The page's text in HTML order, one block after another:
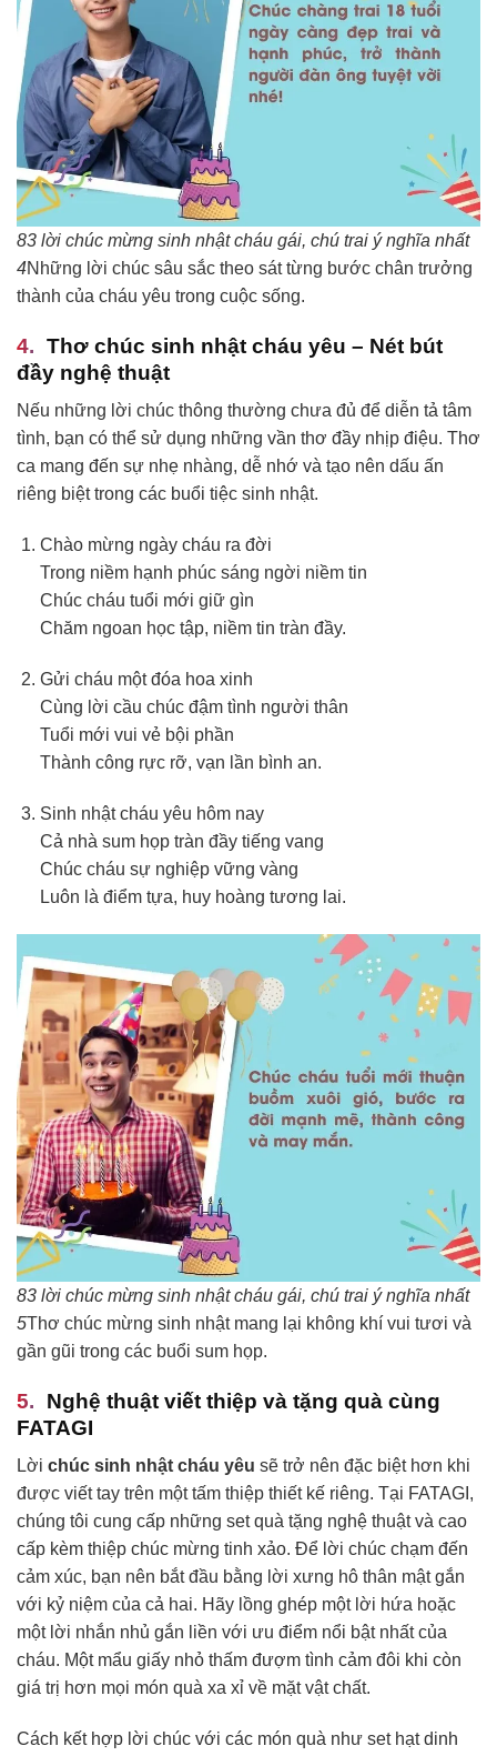
83 lời chúc mừng sinh nhật cháu gái, chú trai ý nghĩa nhất
4Những lời chúc sâu sắc theo sát từng bước chân trưởng
thành của cháu yêu trong cuộc sống.
Thơ chúc sinh nhật cháu yêu – Nét bút
đầy nghệ thuật
Nếu những lời chúc thông thường chưa đủ để diễn tả tâm
tình, bạn có thể sử dụng những vần thơ đầy nhịp điệu. Thơ
ca mang đến sự nhẹ nhàng, dễ nhớ và tạo nên dấu ấn
riêng biệt trong các buổi tiệc sinh nhật.
Chào mừng ngày cháu ra đời
Trong niềm hạnh phúc sáng ngời niềm tin
Chúc cháu tuổi mới giữ gìn
Chăm ngoan học tập, niềm tin tràn đầy.
Gửi cháu một đóa hoa xinh
Cùng lời cầu chúc đậm tình người thân
Tuổi mới vui vẻ bội phần
Thành công rực rỡ, vạn lần bình an.
Sinh nhật cháu yêu hôm nay
Cả nhà sum họp tràn đầy tiếng vang
Chúc cháu sự nghiệp vững vàng
Luôn là điểm tựa, huy hoàng tương lai.
83 lời chúc mừng sinh nhật cháu gái, chú trai ý nghĩa nhất
5Thơ chúc mừng sinh nhật mang lại không khí vui tươi và
gần gũi trong các buổi sum họp.
Nghệ thuật viết thiệp và tặng quà cùng
FATAGI
Lời chúc sinh nhật cháu yêu sẽ trở nên đặc biệt hơn khi
được viết tay trên một tấm thiệp thiết kế riêng. Tại FATAGI,
chúng tôi cung cấp những set quà tặng nghệ thuật và cao
cấp kèm thiệp chúc mừng tinh xảo. Để lời chúc chạm đến
cảm xúc, bạn nên bắt đầu bằng lời xưng hô thân mật gắn
với kỷ niệm của cả hai. Hãy lồng ghép một lời hứa hoặc
một lời nhắn nhủ gắn liền với ưu điểm nổi bật nhất của
cháu. Một mẩu giấy nhỏ thấm đượm tình cảm đôi khi còn
giá trị hơn mọi món quà xa xỉ về mặt vật chất.
Cách kết hợp lời chúc với các món quà như set hạt dinh